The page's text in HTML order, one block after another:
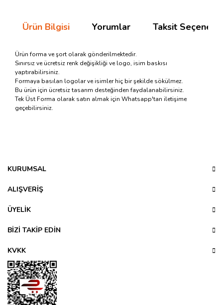
Ürün Bilgisi Yorumlar Taksit
Ürün forma ve şort olarak gönderilmektedir.
Sınırsız ve ücretsiz renk değişikliği ve logo, isim baskısı
yaptırabilirsiniz.
Formaya basılan logolar ve isimler hiç bir şekilde sökülmez.
Bu ürün için ücretsiz tasarım desteğinden faydalanabilirsiniz.
Tek Üst Forma olarak satın almak için Whatsapp'tan iletişime
geçebilirsiniz.
Ürün resmi kalitesiz, bozuk veya görüntülenemiyor.
Ürün fiyatı diğer sitelerden daha pahalı.
KURUMSAL
ALIŞVERİŞ
ÜYELİK
BİZİ TAKİP EDİN
KVKK